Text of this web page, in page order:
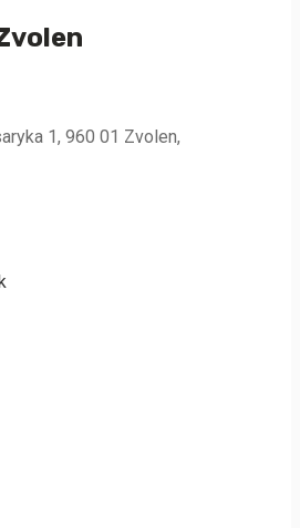
1, 960 01 Zvolen,